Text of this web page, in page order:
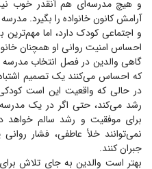
و هیچ مدرسه‌ای هم آنقدر خوب
آرامش کانون خانواده را بگیرد.
و اجتماعی کودک دارد، اما
احساس امنیت روانی او همچنان
گاهی والدین در فصل انتخاب
که احساس می‌کنند یک تصمیم اشتباه
در حالی که واقعیت این است
رشد می‌کند، حتی اگر در یک
برای موفقیت و رشد سالم
نمی‌توانند خلأ عاطفی، فشار
جبران کنند.
بهتر است والدین به جای تلاش